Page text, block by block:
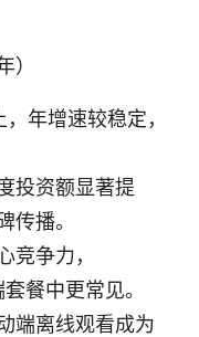
年增速较稳定，
投资额显著提
传播。
竞争力，
餐中更常见。
端离线观看成为